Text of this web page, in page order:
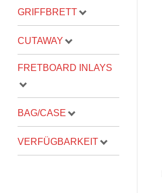
Violinen
Violen, Gamben
Celli
... mehr
GRIFFBRETT
CUTAWAY
FRETBOARD INLAYS
BAG/CASE
VERFÜGBARKEIT